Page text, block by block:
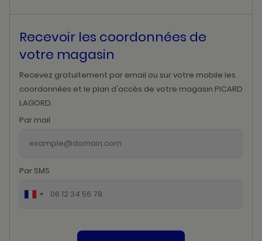
Recevoir les coordonnées de
votre magasin
Recevez gratuitement par email ou sur votre mobile les
coordonnées et le plan d'accès de votre magasin PICARD
LAGORD.
Par mail
Par SMS